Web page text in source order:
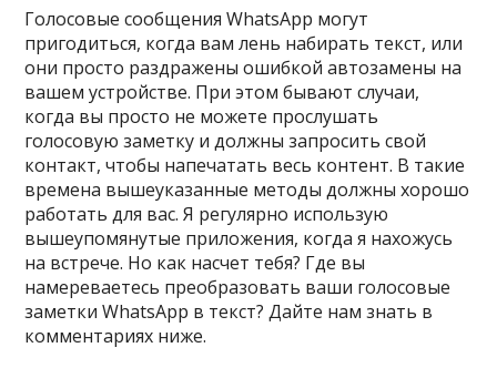
Голосовые сообщения WhatsApp могут
пригодиться, когда вам лень набирать текст, или
они просто раздражены ошибкой автозамены на
вашем устройстве. При этом бывают случаи,
когда вы просто не можете прослушать
голосовую заметку и должны запросить свой
контакт, чтобы напечатать весь контент. В такие
времена вышеуказанные методы должны хорошо
работать для вас. Я регулярно использую
вышеупомянутые приложения, когда я нахожусь
на встрече. Но как насчет тебя? Где вы
намереваетесь преобразовать ваши голосовые
заметки WhatsApp в текст? Дайте нам знать в
комментариях ниже.